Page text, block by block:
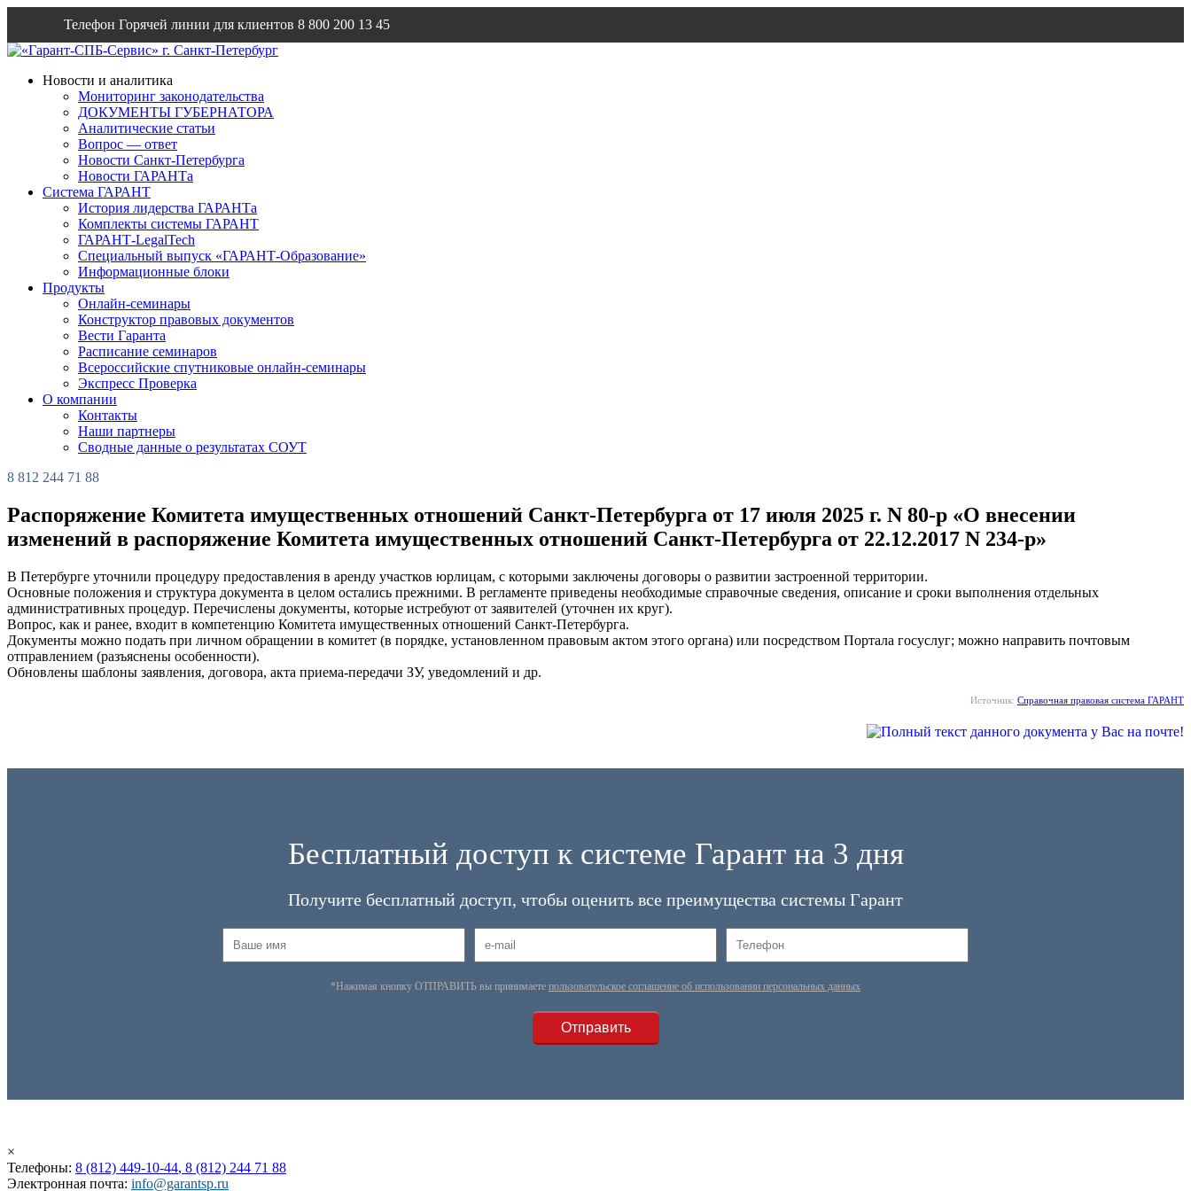
Телефон Горячей линии для клиентов 8 800 200 13 45
Emailinfo@garantsp.ru
Новости и аналитика
Мониторинг законодательства
ДОКУМЕНТЫ ГУБЕРНАТОРА
Аналитические статьи
Вопрос — ответ
Новости Санкт-Петербурга
Новости ГАРАНТа
Система ГАРАНТ
История лидерства ГАРАНТа
Комплекты системы ГАРАНТ
ГАРАНТ-LegalTech
Специальный выпуск «ГАРАНТ-Образование»
Информационные блоки
Продукты
Онлайн-семинары
Конструктор правовых документов
Вести Гаранта
Расписание семинаров
Всероссийские спутниковые онлайн-семинары
Экспресс Проверка
О компании
Контакты
Наши партнеры
Сводные данные о результатах СОУТ
8 812 244 71 88
Распоряжение Комитета имущественных отношений Санкт-Петербурга от 17 июля 2025 г. N 80-р «О внесении
изменений в распоряжение Комитета имущественных отношений Санкт-Петербурга от 22.12.2017 N 234-р»
В Петербурге уточнили процедуру предоставления в аренду участков юрлицам, с которыми заключены договоры о развитии застроенной территории.
Основные положения и структура документа в целом остались прежними. В регламенте приведены необходимые справочные сведения, описание и сроки выполнения отдельных
административных процедур. Перечислены документы, которые истребуют от заявителей (уточнен их круг).
Вопрос, как и ранее, входит в компетенцию Комитета имущественных отношений Санкт-Петербурга.
Документы можно подать при личном обращении в комитет (в порядке, установленном правовым актом этого органа) или посредством Портала госуслуг; можно направить почтовым
отправлением (разъяснены особенности).
Обновлены шаблоны заявления, договора, акта приема-передачи ЗУ, уведомлений и др.
Источник: Справочная правовая система ГАРАНТ
Бесплатный доступ к системе Гарант на 3 дня
Получите бесплатный доступ, чтобы оценить все преимущества системы Гарант
*Нажимая кнопку ОТПРАВИТЬ вы принимаете пользовательское соглашение об использовании персональных данных
×
Телефоны: 8 (812) 449-10-44, 8 (812) 244 71 88
Электронная почта: info@garantsp.ru